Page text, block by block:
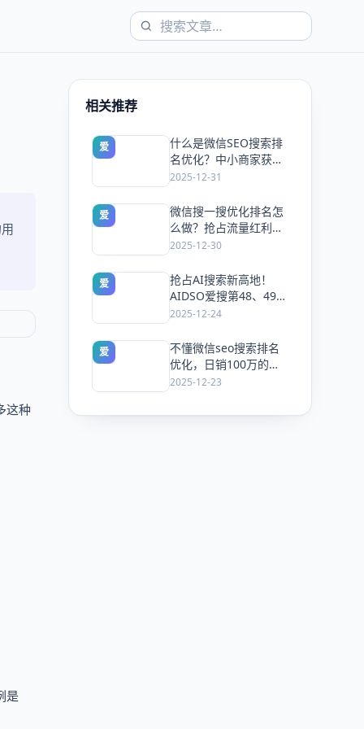
这种
是
相关推荐
爱
什么是微信SEO搜索排
名优化？中小商家获客
新捷径
2025-12-31
爱
微信搜一搜优化排名怎
么做？抢占流量红利：
AIDSO爱搜工具实战指
2025-12-30
爱
抢占AI搜索新高地！
AIDSO爱搜第48、49期
线下沙龙圆满落幕，开
2025-12-24
爱
不懂微信seo搜索排名
优化，日销100万的生
意也可能在搜一搜里“查
2025-12-23